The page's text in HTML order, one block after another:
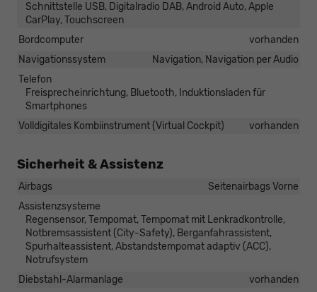
Schnittstelle USB, Digitalradio DAB, Android Auto, Apple
CarPlay, Touchscreen
Bordcomputer
vorhanden
Navigationssystem
Navigation, Navigation per Audio
Telefon
Freisprecheinrichtung, Bluetooth, Induktionsladen für
Smartphones
Volldigitales Kombiinstrument (Virtual Cockpit)
vorhanden
Sicherheit & Assistenz
Airbags
Seitenairbags Vorne
Assistenzsysteme
Regensensor, Tempomat, Tempomat mit Lenkradkontrolle,
Notbremsassistent (City-Safety), Berganfahrassistent,
Spurhalteassistent, Abstandstempomat adaptiv (ACC),
Notrufsystem
Diebstahl-Alarmanlage
vorhanden